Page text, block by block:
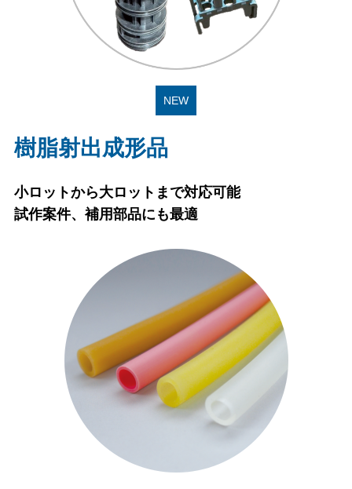
NEW
樹脂射出成形品
小ロットから大ロットまで対応可能
試作案件、補用部品にも最適